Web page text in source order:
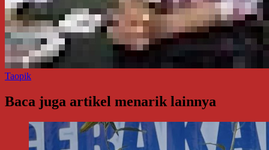
Taopik
Baca juga artikel menarik lainnya